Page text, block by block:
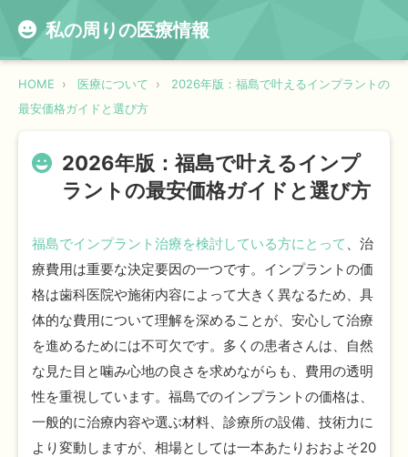
私の周りの医療情報
HOME 医療について
2026年版：福島で叶えるインプラントの
最安価格ガイドと選び方
2026年版：福島で叶えるインプ
ラントの最安価格ガイドと選び方
福島でインプラント治療を検討している方にとって 、治
療費用は重要な決定要因の一つです。インプラントの価
格は歯科医院や施術内容によって大きく異なるため、具
体的な費用について理解を深めることが、安心して治療
を進めるためには不可欠です。多くの患者さんは、自然
な見た目と噛み心地の良さを求めながらも、費用の透明
性を重視しています。福島でのインプラントの価格は、
一般的に治療内容や選ぶ材料、診療所の設備、技術力に
より変動しますが、相場としては一本あたりおおよそ20